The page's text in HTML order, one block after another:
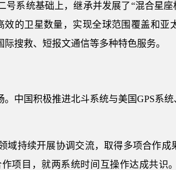
系统基础上，继承并发展了“混合星
的卫星数量，实现全球范围覆盖和亚
搜救、短报文通信等多种特色服务。
中国积极推进北斗系统与美国GPS系
域持续开展协调交流，取得多项合作
项目，就两系统时间互操作达成共识